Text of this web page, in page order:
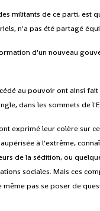
militants de ce parti, est
n'a pas été partagé
d'un nouveau
au pouvoir ont ainsi
dans les sommets de
exprimé leur colère sur
à l'extrême,
de la sédition, ou
sociales. Mais ces
pas se poser de